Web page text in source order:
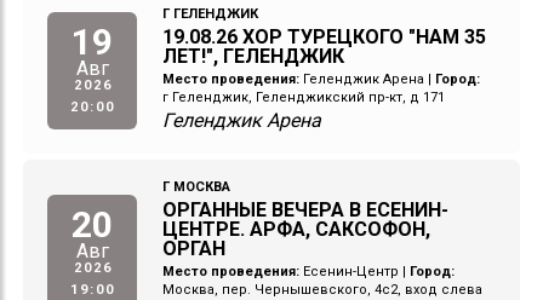
19
Авг
2026
20:00
Г ГЕЛЕНДЖИК
19.08.26 ХОР ТУРЕЦКОГО "НАМ 35
ЛЕТ!", ГЕЛЕНДЖИК
Место проведения: Геленджик Арена
Город:
г Геленджик, Геленджикский пр-кт, д 171
Геленджик Арена
20
Авг
2026
19:00
Г МОСКВА
ОРГАННЫЕ ВЕЧЕРА В ЕСЕНИН-
ЦЕНТРЕ. АРФА, САКСОФОН,
ОРГАН
Место проведения: Есенин-Центр
Город:
Москва, пер. Чернышевского, 4с2, вход слева